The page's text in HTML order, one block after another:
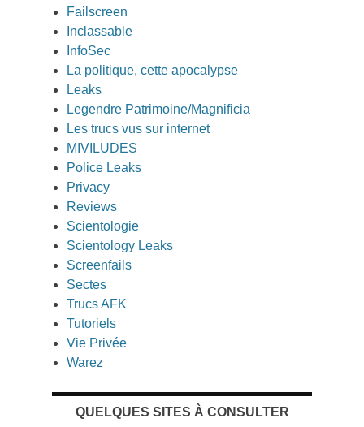
Failscreen
Inclassable
InfoSec
La politique, cette apocalypse
Leaks
Legendre Patrimoine/Magnificia
Les trucs vus sur internet
MIVILUDES
Police Leaks
Privacy
Reviews
Scientologie
Scientology Leaks
Screenfails
Sectes
Trucs AFK
Tutoriels
Vie Privée
Warez
QUELQUES SITES À CONSULTER